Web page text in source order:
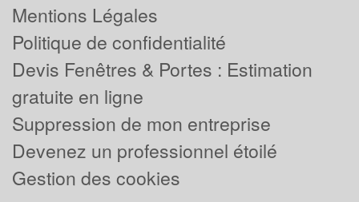
Mentions Légales
Politique de confidentialité
Devis Fenêtres & Portes : Estimation
gratuite en ligne
Suppression de mon entreprise
Devenez un professionnel étoilé
Gestion des cookies